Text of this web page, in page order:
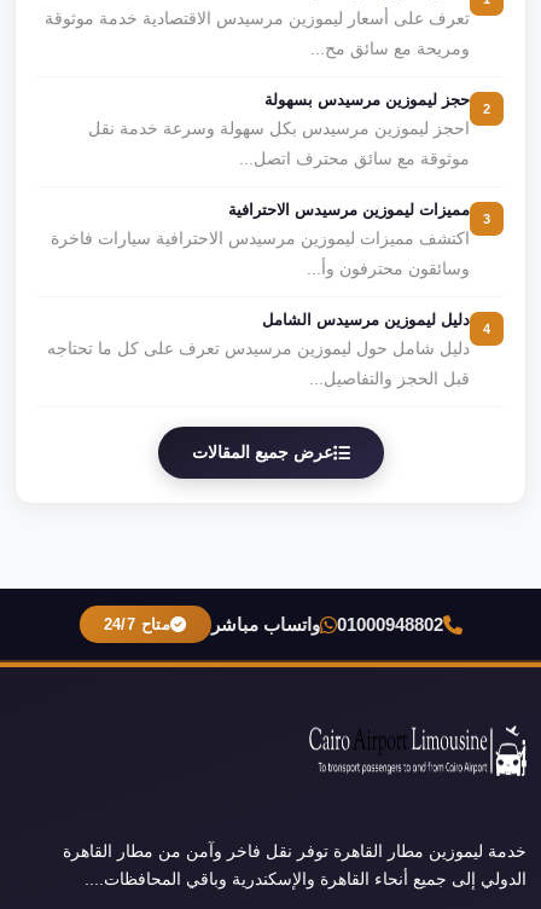
تعرف على أسعار ليموزين مرسيدس الاقتصادية خدمة موثوقة
ومريحة مع سائق مح...
حجز ليموزين مرسيدس بسهولة
احجز ليموزين مرسيدس بكل سهولة وسرعة خدمة نقل
موثوقة مع سائق محترف اتصل...
مميزات ليموزين مرسيدس الاحترافية
اكتشف مميزات ليموزين مرسيدس الاحترافية سيارات فاخرة
وسائقون محترفون وأ...
دليل ليموزين مرسيدس الشامل
دليل شامل حول ليموزين مرسيدس تعرف على كل ما تحتاجه
قبل الحجز والتفاصيل...
عرض جميع المقالات
01000948802 واتساب مباشر متاح 24/7
خدمة ليموزين مطار القاهرة توفر نقل فاخر وآمن من مطار القاهرة
الدولي إلى جميع أنحاء القاهرة والإسكندرية وباقي المحافظات....